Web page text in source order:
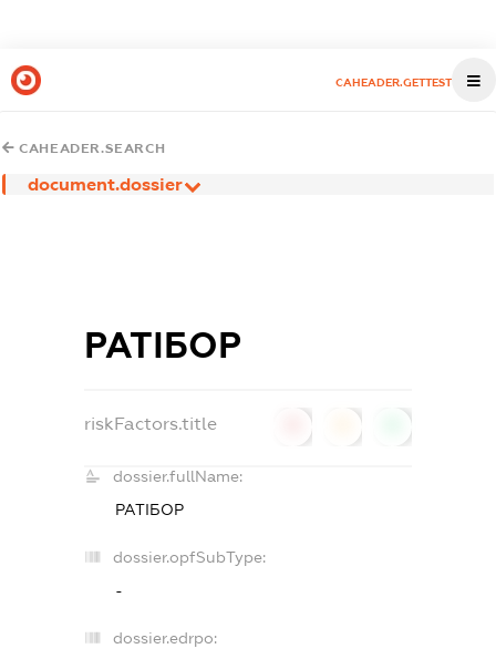
CAHEADER.GETTEST
CAHEADER.SEARCH
document.dossier
РАТІБОР
riskFactors.title
dossier.fullName:
РАТІБОР
dossier.opfSubType:
-
dossier.edrpo: